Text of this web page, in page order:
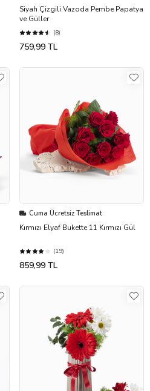
Siyah Çizgili Vazoda Pembe Papatya
ve Güller
(8)
759,99 TL
Cuma Ücretsiz Teslimat
Kırmızı Elyaf Bukette 11 Kırmızı Gül
(19)
859,99 TL